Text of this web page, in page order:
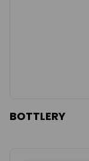
BOTTLERY